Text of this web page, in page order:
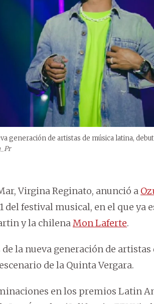
generación de artistas de música latina,
Virgina Reginato, anunció a
del festival musical, en el que ya
y la chilenaMon Laferte.
la nueva generación de
de la Quinta Vergara.
en los premios Latin